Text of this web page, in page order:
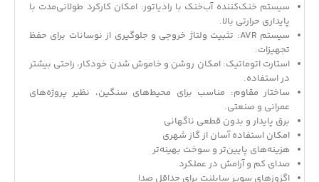
سیستم خنک‌کننده آب‌خنک با رادیاتور: امکان کارکرد طولانی‌مدت با
پایداری حرارتی بالا.
سیستم AVR: تثبیت ولتاژ خروجی و جلوگیری از نوسانات برای حفظ
تجهیزات.
استارت اتوماتیک: امکان روشن و خاموش شدن خودکار، راحتی بیشتر
در استفاده.
ساختار مقاوم: مناسب برای محیط‌های سنگین، نظیر پروژه‌های
عمرانی و صنعتی.
برق پایدار و بدون قطعی ناگهانی
امکان استفاده آسان از گاز شهری
هزینه‌های پایین‌تر و سوخت بهینه‌تر
صدای کم و آرامش در عملکرد
اگزوزهای سوپر سایلنت برای حداقل صدا